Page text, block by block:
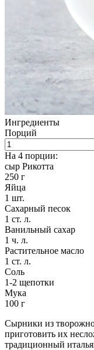
Ингредиенты
Порций
На 4 порции:
сыр Рикотта
250 г
Яйца
1 шт.
Сахарный песок
1 ст. л.
Ванильный сахар
1 ч. л.
Растительное масло
1 ст. л.
Соль
1-2 щепотки
Мука
100 г
Сырники из
приготовить их
традиционный